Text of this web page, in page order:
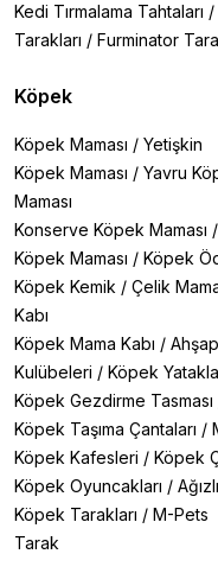
Kedi Tırmalama Tahtaları /
Tarakları / Furminator
Köpek
Köpek Maması / Yetişkin
Köpek Maması / Yavru
Maması
Konserve Köpek Maması /
Köpek Maması / Köpek
Köpek Kemik / Çelik
Kabı
Köpek Mama Kabı / Ahşap
Kulübeleri / Köpek
Köpek Gezdirme Tasması
Köpek Taşıma Çantaları /
Köpek Kafesleri / Köpek
Köpek Oyuncakları /
Köpek Tarakları / M-Pets
Tarak